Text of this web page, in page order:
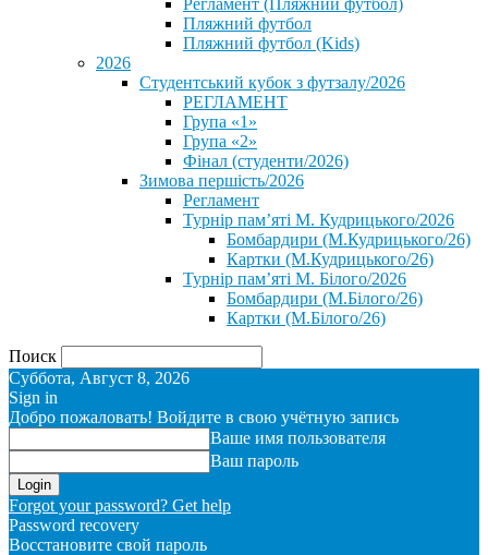
Регламент (Пляжний футбол)
Пляжний футбол
Пляжний футбол (Kids)
2026
Студентський кубок з футзалу/2026
РЕГЛАМЕНТ
Група «1»
Група «2»
Фінал (студенти/2026)
⁨Зимова першість/2026⁩
Регламент
Турнір пам’яті М. Кудрицького/2026
Бомбардири (М.Кудрицького/26)
Картки (М.Кудрицького/26)
Турнір пам’яті М. Білого/2026
Бомбардири (М.Білого/26)
Картки (М.Білого/26)
Поиск
Суббота, Август 8, 2026
Sign in
Добро пожаловать! Войдите в свою учётную запись
Ваше имя пользователя
Ваш пароль
Forgot your password? Get help
Password recovery
Восстановите свой пароль